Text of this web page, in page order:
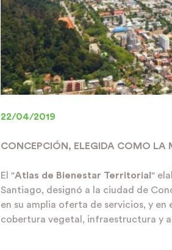
22/04/2019
CONCEPCIÓN, ELEGIDA COMO LA
El "Atlas de Bienestar Territorial "
Santiago, designó a la ciudad de
en su amplia oferta de servicios, y
cobertura vegetal, infraestructura y